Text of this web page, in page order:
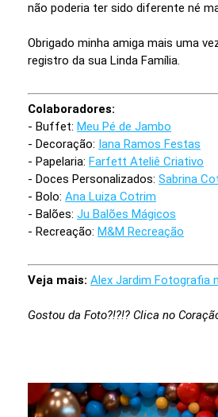
não poderia ter sido diferente né
Obrigado minha amiga mais uma
registro da sua Linda Família.
Colaboradores:
- Buffet: Meu Pé de Jambo
- Decoração: Iana Ramos Festas
- Papelaria: Farfett Ateliê Criativo
- Doces Personalizados: Sabrina
- Bolo: Ana Luiza Cotrim
- Balões: Ju Balões Mágicos
- Recreação: M&M Recreação
Veja mais: Alex Jardim Fotografia
Gostou da Foto?!?!? Clica no